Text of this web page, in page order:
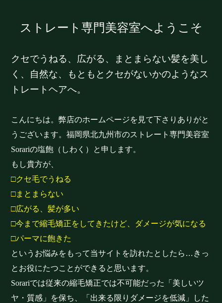
ストレート専門美容室へようこそ
クセでうねる、広がる、まとまらない髪を美し
く、自然な、もともとクセがないかのようなス
トレートヘアへ。
こんにちは。弊店のホームページを見て下さりありがと
うございます。福岡県北九州市のストレート専門美容室
Sorariの塩飽（しわく）と申します。
もし貴方が、
□クセ毛でうねる
□まとまらない
□広がる、髪が多い
□今まで縮毛矯正をしてきたけど、ダメージが気になる
□パーマに飽きた
というお悩みをもって当サイトを訪れたとしたら…きっ
とお役にたつことができると思います。
Sorariでは従来の縮毛矯正では不可能だった「美しいツ
ヤ・質感」を保ち、「出来る限りダメージを低減」した